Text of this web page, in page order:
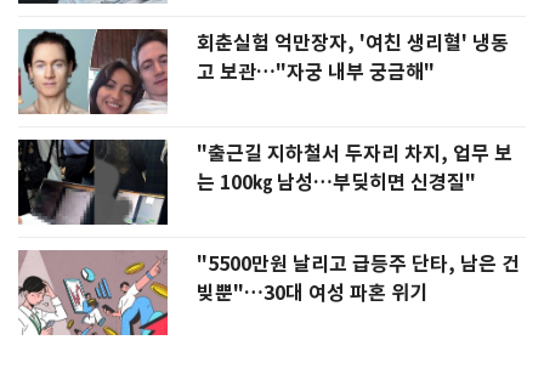
회춘실험 억만장자, '여친 생리혈' 냉동
고 보관…"자궁 내부 궁금해"
"출근길 지하철서 두자리 차지, 업무 보
는 100㎏ 남성…부딪히면 신경질"
"5500만원 날리고 급등주 단타, 남은 건
빚뿐"…30대 여성 파혼 위기